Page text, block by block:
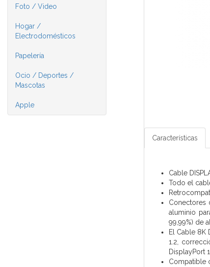
Foto / Video
Hogar /
Electrodomésticos
Papelería
Ocio / Deportes /
Mascotas
Apple
Características
Cable
Todo el
Conectores
aluminio
99,99%) de
El Cable 8K
1.2,
DisplayPort
Compatible